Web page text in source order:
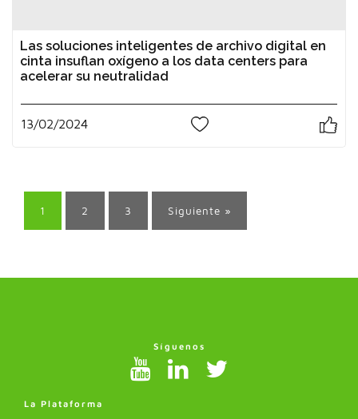
Las soluciones inteligentes de archivo digital en
cinta insuflan oxígeno a los data centers para
acelerar su neutralidad
13/02/2024
1 2 3 Siguiente »
Síguenos
La Plataforma